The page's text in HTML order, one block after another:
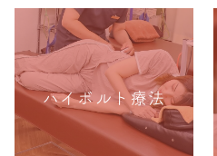
ハイボルト療法